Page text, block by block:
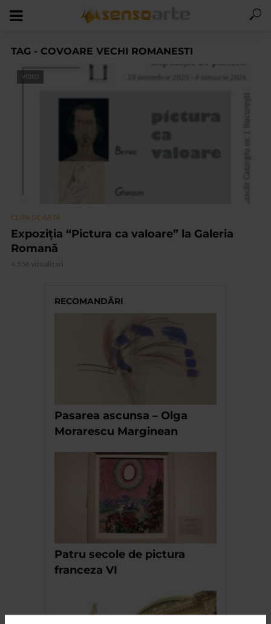
TAG - COVOARE VECHI ROMANESTI
VIDEO
CLIPA DE ARTA
Expoziția “Pictura ca valoare” la Galeria
Romană
4.556 vizualizari
RECOMANDĂRI
Pasarea ascunsa – Olga
Morarescu Marginean
Patru secole de pictura
franceza VI